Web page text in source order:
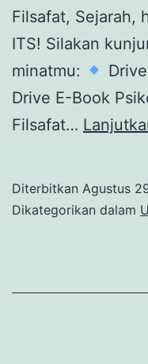
Filsafat, Sejarah,
ITS! Silakan
minatmu:
Drive E-Book
Filsafat…
Diterbitkan Agustus
Dikategorikan dalam